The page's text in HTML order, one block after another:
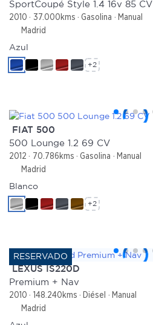
SportCoupé Style 1.4 16v 85 CV
2010 37.000kms Gasolina
Manual
Madrid
Azul
+2
FIAT 500
500 Lounge 1.2 69 CV
2012 70.786kms Gasolina
Manual
Madrid
Blanco
+2
LEXUS IS220D
Premium + Nav
2010 148.240kms Diésel
Manual
Madrid